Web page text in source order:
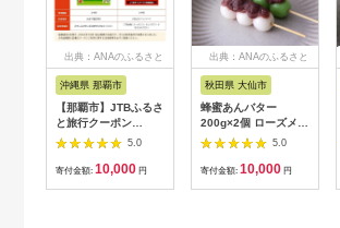
出典：ANAのふるさと
沖縄県 那覇市
【那覇市】JTBふるさ
と旅行クーポン
（3,000円分）有効期
間3年（Eメール発
行）｜旅行 トラベル
5.0
寄付金額: 10,000 円
出典：ANAのふるさと
秋田県 大仙市
蜂蜜あんバター
200g×2個 ローズメイ
[あんバター はちみ
つ 発酵バター あん
こ 水あめ不使用 秋
5.0
寄付金額: 10,000 円